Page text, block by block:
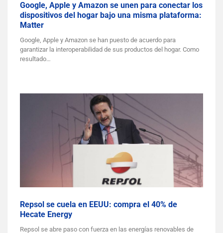
Google, Apple y Amazon se unen para conectar los
dispositivos del hogar bajo una misma plataforma:
Matter
Google, Apple y Amazon se han puesto de acuerdo para
garantizar la interoperabilidad de sus productos del hogar. Como
resultado…
Repsol se cuela en EEUU: compra el 40% de
Hecate Energy
Repsol se abre paso con fuerza en las energías renovables de